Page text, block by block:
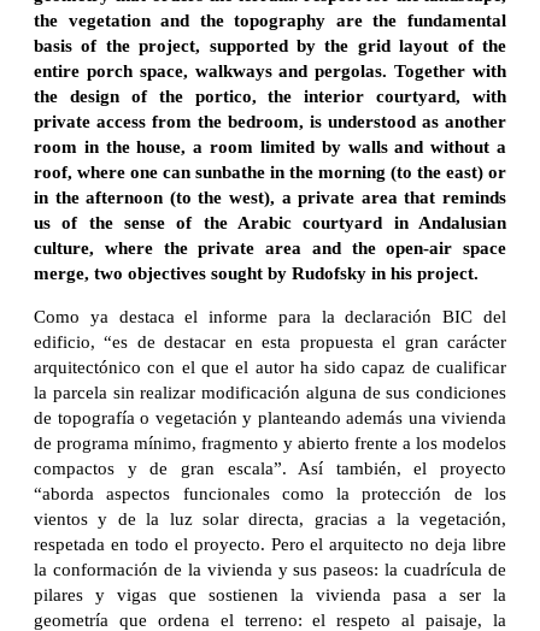
the vegetation and the topography are the fundamental
basis of the project, supported by the grid layout of the
entire porch space, walkways and pergolas. Together with
the design of the portico, the interior courtyard, with
private access from the bedroom, is understood as another
room in the house, a room limited by walls and without a
roof, where one can sunbathe in the morning (to the east) or
in the afternoon (to the west), a private area that reminds
us of the sense of the Arabic courtyard in Andalusian
culture, where the private area and the open-air space
merge, two objectives sought by Rudofsky in his project.
Como ya destaca el informe para la declaración BIC del
edificio, “es de destacar en esta propuesta el gran carácter
arquitectónico con el que el autor ha sido capaz de cualificar
la parcela sin realizar modificación alguna de sus condiciones
de topografía o vegetación y planteando además una vivienda
de programa mínimo, fragmento y abierto frente a los modelos
compactos y de gran escala”. Así también, el proyecto
“aborda aspectos funcionales como la protección de los
vientos y de la luz solar directa, gracias a la vegetación,
respetada en todo el proyecto. Pero el arquitecto no deja libre
la conformación de la vivienda y sus paseos: la cuadrícula de
pilares y vigas que sostienen la vivienda pasa a ser la
geometría que ordena el terreno: el respeto al paisaje, la